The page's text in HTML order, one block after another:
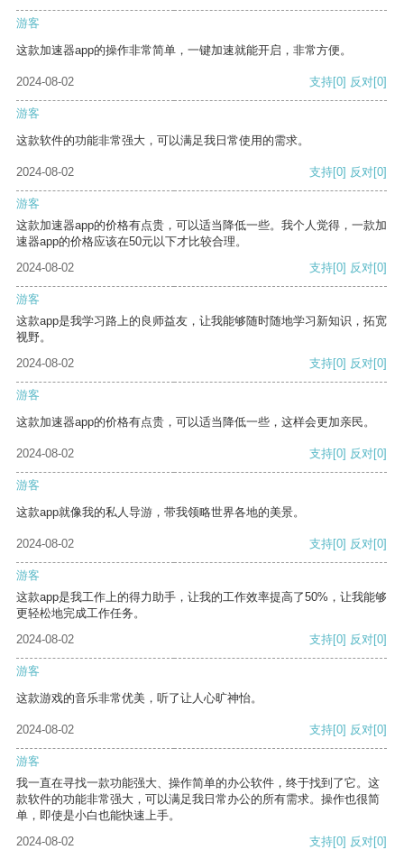
游客
这款加速器app的操作非常简单，一键加速就能开启，非常方便。
2024-08-02 支持[0] 反对[0]
游客
这款软件的功能非常强大，可以满足我日常使用的需求。
2024-08-02 支持[0] 反对[0]
游客
这款加速器app的价格有点贵，可以适当降低一些。我个人觉得，一款加
速器app的价格应该在50元以下才比较合理。
2024-08-02
支持[0] 反对[0]
游客
这款app是我学习路上的良师益友，让我能够随时随地学习新知识，拓宽
视野。
2024-08-02
支持[0] 反对[0]
游客
这款加速器app的价格有点贵，可以适当降低一些，这样会更加亲民。
2024-08-02 支持[0] 反对[0]
游客
这款app就像我的私人导游，带我领略世界各地的美景。
2024-08-02 支持[0] 反对[0]
游客
这款app是我工作上的得力助手，让我的工作效率提高了50%，让我能够
更轻松地完成工作任务。
2024-08-02
支持[0] 反对[0]
游客
这款游戏的音乐非常优美，听了让人心旷神怡。
2024-08-02 支持[0] 反对[0]
游客
我一直在寻找一款功能强大、操作简单的办公软件，终于找到了它。这
款软件的功能非常强大，可以满足我日常办公的所有需求。操作也很简
单，即使是小白也能快速上手。
2024-08-02
支持[0] 反对[0]